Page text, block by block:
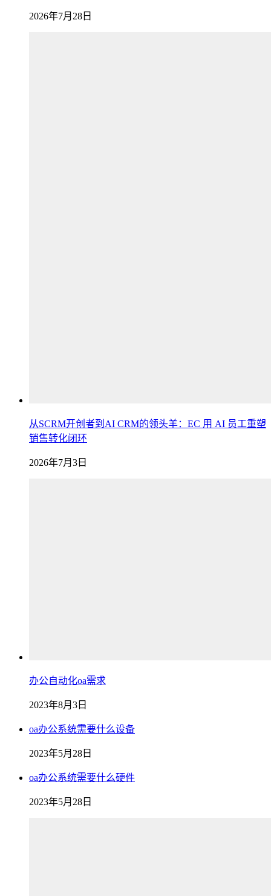
2026年7月28日
从SCRM开创者到AI CRM的领头羊：EC 用 AI 员工重塑
销售转化闭环
2026年7月3日
办公自动化oa需求
2023年8月3日
oa办公系统需要什么设备
2023年5月28日
oa办公系统需要什么硬件
2023年5月28日